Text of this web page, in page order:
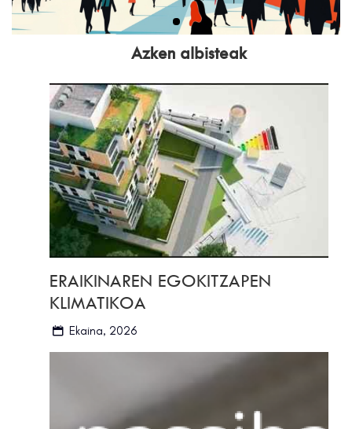
Azken albisteak
ERAIKINAREN EGOKITZAPEN
KLIMATIKOA
Ekaina, 2026